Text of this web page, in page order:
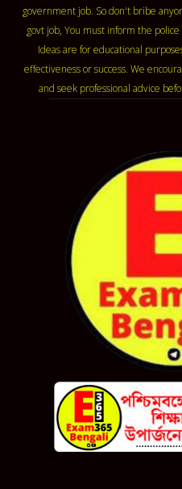
government job. So don't bribe
govt job, You must inform the
Ideas are for educational
effectiveness or success. We
and seek professional advice